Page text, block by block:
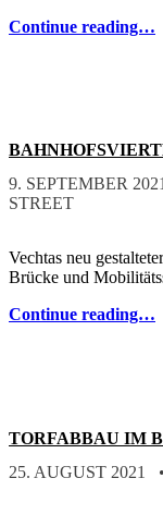
Continue reading…
POSTED ON:
9. SEPTEMBER
STREET
Vechtas neu
Brücke und
Continue reading…
TORFABBAU IM
POSTED ON:
25. AUGUST 2021